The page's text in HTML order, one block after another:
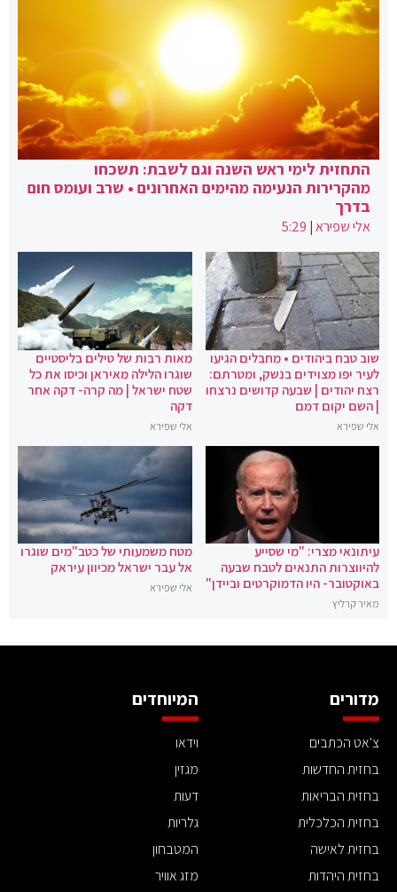
התחזית לימי ראש השנה וגם לשבת: תשכחו
מהקרירות הנעימה מהימים האחרונים • שרב ועומס חום
בדרך
אלי שפירא|
5:29
שוב טבח ביהודים • מחבלים הגיעו
לעיר יפו מצוידים בנשק, ומטרתם:
רצח יהודים | שבעה קדושים נרצחו
| השם יקום דמם
אלי שפירא
מאות רבות של טילים בליסטיים
שוגרו הלילה מאיראן וכיסו את כל
שטח ישראל | מה קרה- דקה אחר
דקה
אלי שפירא
עיתונאי מצרי: "מי שסייע
להיווצרות התנאים לטבח שבעה
באוקטובר- היו הדמוקרטים וביידן"
מאיר קרליץ
מטח משמעותי של כטב"מים שוגרו
אל עבר ישראל מכיוון עיראק
אלי שפירא
מדורים
צ'אט הכתבים
בחזית החדשות
בחזית הבריאות
בחזית הכלכלית
בחזית לאישה
בחזית היהדות
המיוחדים
וידאו
מגזין
דעות
גלריות
המטבחון
מזג אוויר